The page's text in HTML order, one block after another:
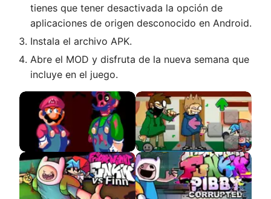
tienes que tener desactivada la opción de
aplicaciones de origen desconocido en Android.
Instala el archivo APK.
Abre el MOD y disfruta de la nueva semana que
incluye en el juego.
Mario VS Luigi – Dead
Brotherhood
FNF VS Corrupted
Edd